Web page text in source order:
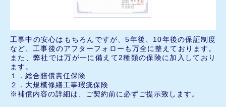
工事中の安心はもちろんですが、5年後、10年後の保証制度
など、工事後のアフターフォローも万全に整えております。
また、弊社では万が一に備えて2種類の保険に加入しており
ます。
１．総合賠償責任保険
２．大規模修繕工事瑕疵保険
※補償内容の詳細は、ご契約前に必ずご提示致します。